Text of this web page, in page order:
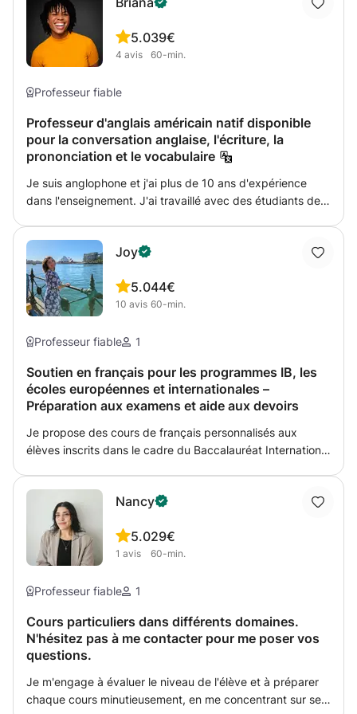
pour les matières qu'ils étudient. J'offre une assistance
dans divers sujets qu'ils peuvent trouver difficiles. De
plus, j'administre régulièrement de brefs tests pour
assurer leur progression dans les matières respectives.
5.0
4 avis
39€
60-min.
Professeur fiable
Professeur d'anglais américain natif disponible
pour la conversation anglaise, l'écriture, la
prononciation et le vocabulaire
Je suis anglophone et j'ai plus de 10 ans d'expérience
dans l'enseignement. J'ai travaillé avec des étudiants de
de classe positive qui maintient un environnement
d'apprentissage engageant. On ne s'ennuie jamais dans
mes cours ! Mes cours et mes plans de cours spécifiques
s'adressent à des groupes d'âge spécifiques, de la
langagières engageantes et en des matières langagières
besoins et le niveau de compétence de chaque élève
dans la préparation de mes plans de cours et de mon
matériel.
Joy
5.0
10 avis
44€
60-min.
Professeur fiable 1
Soutien en français pour les programmes IB, les
écoles européennes et internationales –
Préparation aux examens et aide aux devoirs
Je propose des cours de français personnalisés aux
élèves inscrits dans le cadre du Baccalauréat International
d'aide pour ses devoirs, la préparation aux examens ou
pour améliorer sa confiance en français, j'adapte chaque
cours à ses besoins spécifiques et aux exigences de son
établissement. Forte de plusieurs années d'expérience
l'accompagnement d'élèves internationaux, je comprends
développer leurs compétences écrites et orales. Mes
services : - Français IB (Programme d'éducation
intermédiaire et Programme du diplôme) - Écoles
Européennes - Aide aux devoirs et préparation aux
examens - Expression orale et développement de la
Nancy
5.0
1 avis
29€
60-min.
Professeur fiable 1
Cours particuliers dans différents domaines.
N'hésitez pas à me contacter pour me poser vos
questions.
Je m'engage à évaluer le niveau de l'élève et à préparer
chaque cours minutieusement, en me concentrant sur ses